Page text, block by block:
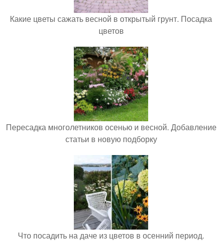
Какие цветы сажать весной в открытый грунт. Посадка
цветов
Пересадка многолетников осенью и весной. Добавление
статьи в новую подборку
Что посадить на даче из цветов в осенний период.